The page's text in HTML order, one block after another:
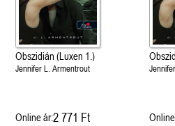
Obszidián (Luxen 1.)
Jennifer L. Armentrout
Online ár:2 771 Ft